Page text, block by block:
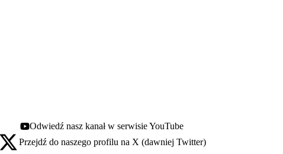
Youtube - otwiera się w nowej karcie
Odwiedź nasz kanał w serwisie YouTube
X - otwiera się w nowej karcie
Przejdź do naszego profilu na X (dawniej Twitter)